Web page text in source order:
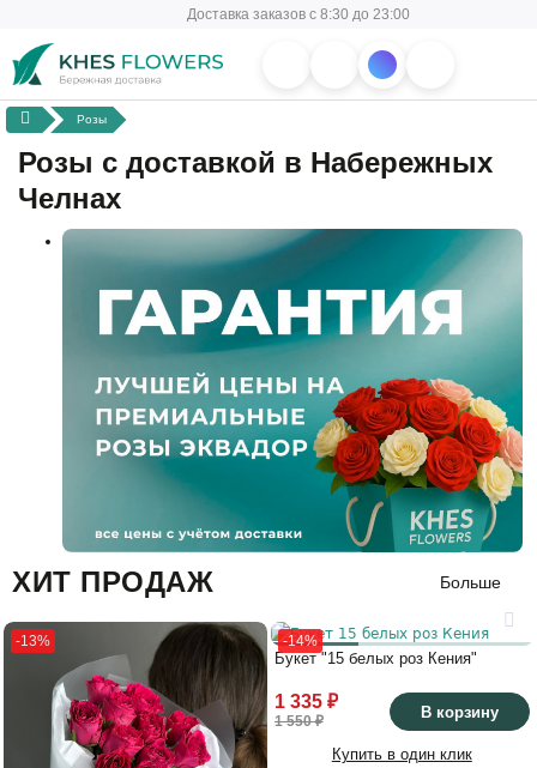
Доставка заказов с 8:30 до 23:00
Розы
Розы с доставкой в Набережных
Челнах
ХИТ ПРОДАЖ Больше
-13% -14%
Букет "15 белых роз Кения"
1 335 ₽
1 550 ₽ В корзину
Купить в один клик